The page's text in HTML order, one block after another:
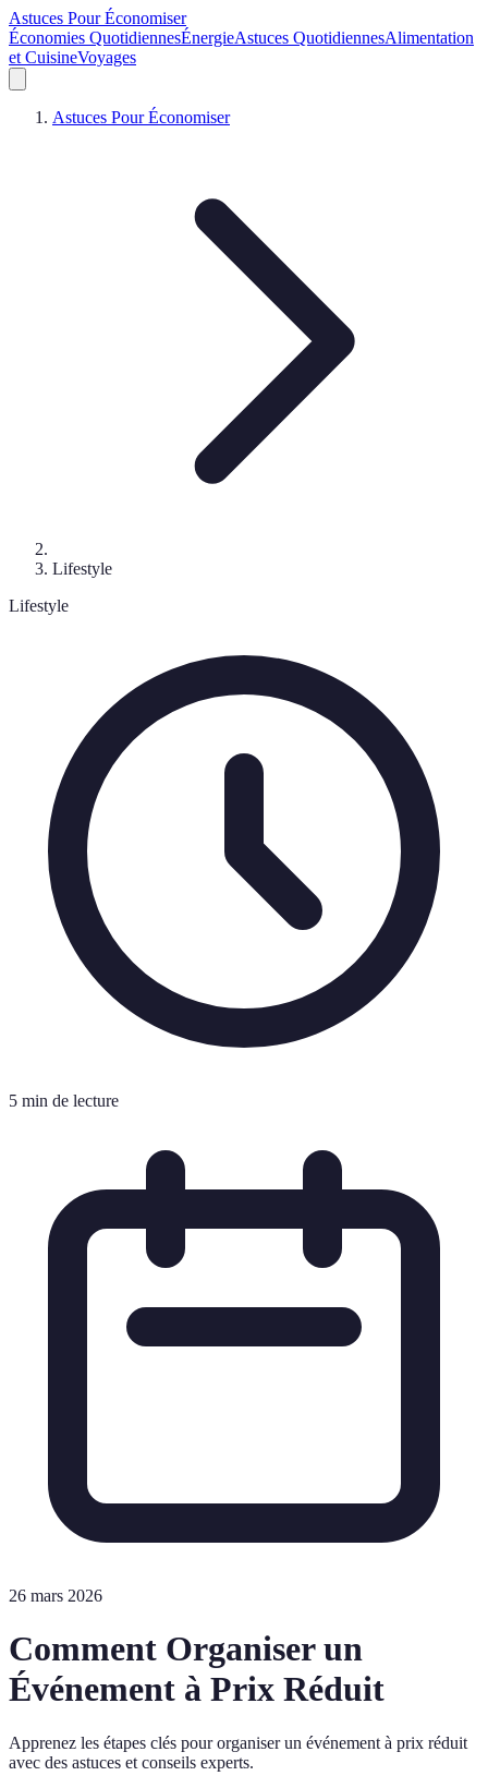
Astuces Pour Économiser
Économies QuotidiennesÉnergieAstuces QuotidiennesAlimentation
et CuisineVoyages
Astuces Pour Économiser
Lifestyle
Lifestyle
5 min de lecture
26 mars 2026
Comment Organiser un
Événement à Prix Réduit
Apprenez les étapes clés pour organiser un événement à prix réduit
avec des astuces et conseils experts.